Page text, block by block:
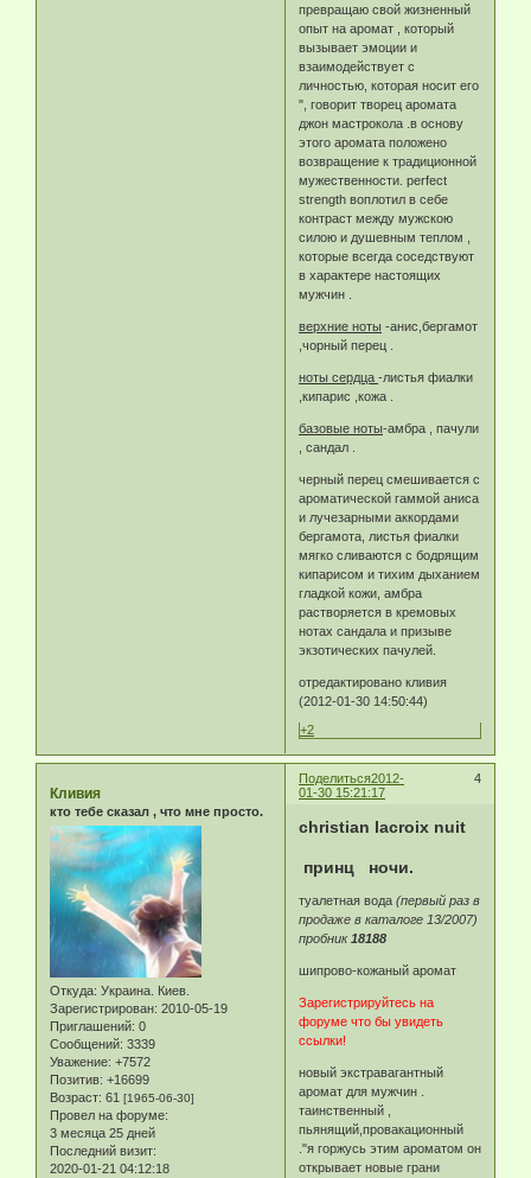
превращаю свой жизненный
опыт на аромат , который
вызывает эмоции и
взаимодействует с
личностью, которая носит его
", говорит творец аромата
джон мастрокола .в основу
этого аромата положено
возвращение к традиционной
мужественности. perfect
strength воплотил в себе
контраст между мужскою
силою и душевным теплом ,
которые всегда соседствуют
в характере настоящих
мужчин .
верхние ноты -анис,бергамот
,чорный перец .
ноты сердца-листья фиалки
,кипарис ,кожа .
базовые ноты-амбра , пачули
, сандал .
черный перец смешивается с
ароматической гаммой аниса
и лучезарными аккордами
бергамота, листья фиалки
мягко сливаются с бодрящим
кипарисом и тихим дыханием
гладкой кожи, амбра
растворяется в кремовых
нотах сандала и призыве
экзотических пачулей.
отредактировано кливия
(2012-01-30 14:50:44)
+2
Поделиться 4
2012-
01-30 15:21:17
Кливия
кто тебе сказал , что мне просто.
Откуда: Украина. Киев.
Зарегистрирован: 2010-05-19
Приглашений: 0
Сообщений: 3339
Уважение: +7572
Позитив: +16699
Возраст: 61 [1965-06-30]
Провел на форуме:
3 месяца 25 дней
Последний визит:
2020-01-21 04:12:18
christian lacroix nuit
принц ночи.
туалетная вода(первый раз в
продаже в каталоге 13/2007)
пробник18188
шипрово-кожаный аромат
Зарегистрируйтесь на
форуме что бы увидеть
ссылки!
новый экстравагантный
аромат для мужчин .
таинственный ,
пьянящий,провакационный
."я горжусь этим ароматом он
открывает новые грани